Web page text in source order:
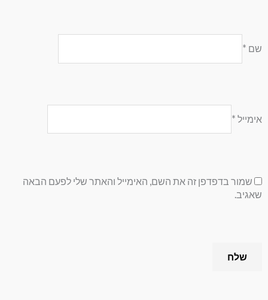
שם *
אימייל *
שמור בדפדפן זה את השם, האימייל והאתר שלי לפעם הבאה
שאגיב.